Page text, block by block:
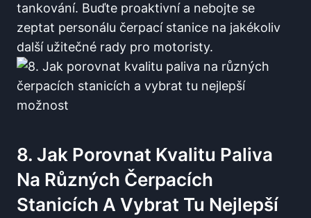
tankování. Buďte⁢ proaktivní a nebojte ‍se
‌zeptat personálu čerpací stanice na ​jakékoliv
další užitečné rady pro motoristy.
8. Jak Porovnat Kvalitu Paliva⁢
Na ​různých Čerpacích
Stanicích⁢ A Vybrat Tu Nejlepší